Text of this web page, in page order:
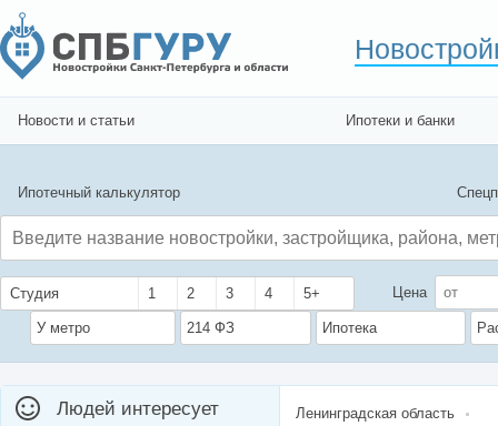
Новости и статьи Ипотеки и банки
Ипотечный калькулятор
Студия 1 2 3 4 5+ Цена
У метро 214 ФЗ Ипотека
Ленинградская область
Людей интересует